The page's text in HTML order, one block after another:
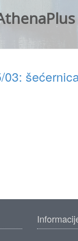
03: